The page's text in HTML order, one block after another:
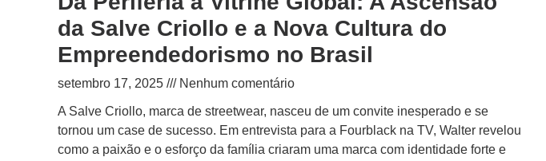
da Salve Criollo e a Nova Cultura do
Empreendedorismo no Brasil
setembro 17, 2025 Nenhum comentário
A Salve Criollo, marca de streetwear, nasceu de um convite inesperado e se
tornou um case de sucesso. Em entrevista para a Fourblack na TV, Walter revelou
como a paixão e o esforço da família criaram uma marca com identidade forte e